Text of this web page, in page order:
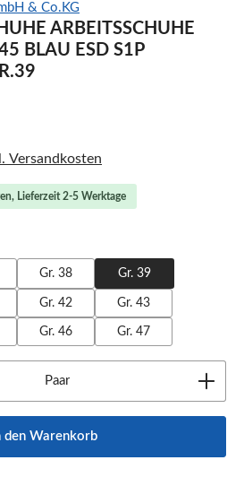
& Co.KG
ARBEITSSCHUHE
BLAU ESD S1P
Versandkosten
Lieferzeit 2-5 Werktage
Gr. 38 Gr. 39
Gr. 42 Gr. 43
Gr. 46 Gr. 47
den gewünschten Wert ein
Paar
den Warenkorb